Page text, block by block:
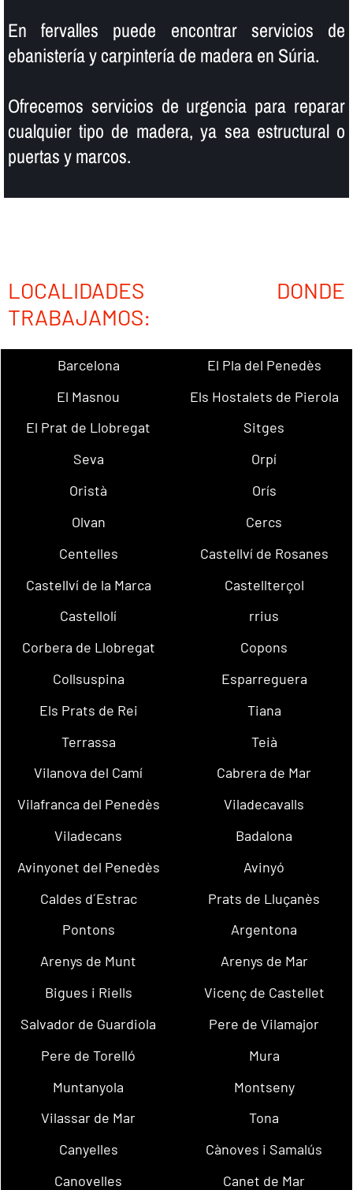
En fervalles puede encontrar servicios de
ebanisterí­a y carpinterí­a de madera en Súria.
Ofrecemos servicios de urgencia para reparar
cualquier tipo de madera, ya sea estructural o
puertas y marcos.
LOCALIDADES DONDE
TRABAJAMOS:
Barcelona
El Pla del Penedès
El Masnou
Els Hostalets de Pierola
El Prat de Llobregat
Sitges
Seva
Orpí
Oristà
Orís
Olvan
Cercs
Centelles
Castellví de Rosanes
Castellví de la Marca
Castellterçol
Castellolí
rrius
Corbera de Llobregat
Copons
Collsuspina
Esparreguera
Els Prats de Rei
Tiana
Terrassa
Teià
Vilanova del Camí
Cabrera de Mar
Vilafranca del Penedès
Viladecavalls
Viladecans
Badalona
Avinyonet del Penedès
Avinyó
Caldes d´Estrac
Prats de Lluçanès
Pontons
Argentona
Arenys de Munt
Arenys de Mar
Bigues i Riells
Vicenç de Castellet
Salvador de Guardiola
Pere de Vilamajor
Pere de Torelló
Mura
Muntanyola
Montseny
Vilassar de Mar
Tona
Canyelles
Cànoves i Samalús
Canovelles
Canet de Mar